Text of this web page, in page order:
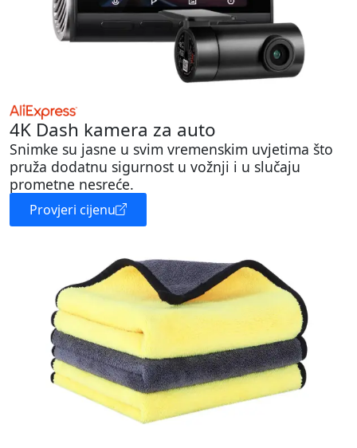
4K Dash kamera za auto
Snimke su jasne u svim vremenskim uvjetima što
pruža dodatnu sigurnost u vožnji i u slučaju
prometne nesreće.
Provjeri cijenu